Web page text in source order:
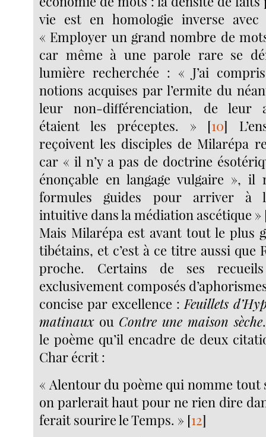
vie est en homologie inverse
« Employer un grand nombre de
car même à une parole rare se
lumière recherchée : « J’ai
notions acquises par l’ermite du
leur non-différenciation, de leur
étaient les préceptes. » [10]
reçoivent les disciples de Milarépa
car « il n’y a pas de doctrine
énonçable en langage vulgaire », il
formules guides pour arriver à
intuitive dans la médiation ascétique »
Mais Milarépa est avant tout le plus
tibétains, et c’est à ce titre aussi que
proche. Certains de ses
exclusivement composés
concise par excellence :Feuillets
matinaux ou Contre une maison sèche
le poème qu’il encadre de deux
Char écrit :
« Alentour du poème qui nomme tout
on parlerait haut pour ne rien dire
ferait sourire le Temps. » [12]